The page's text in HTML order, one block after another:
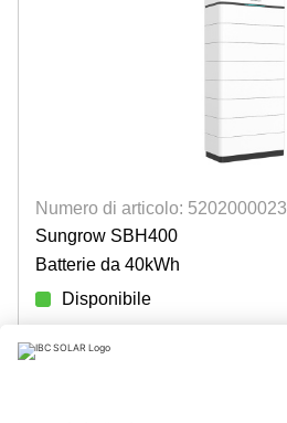
Numero di articolo: 5202000023
Sungrow SBH400
Batterie da 40kWh
Disponibile
Accedi per visualizzare i prezzi